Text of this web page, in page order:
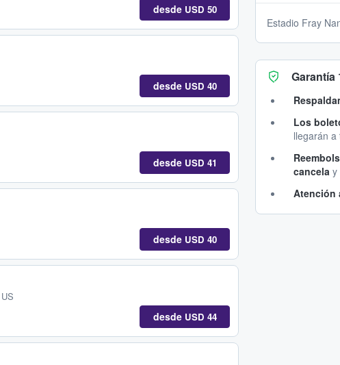
desde USD 50
desde USD 40
desde USD 41
desde USD 40
desde USD 44
Estadio Fray
Garantía
Los
llegarán a
cancela y
Atención